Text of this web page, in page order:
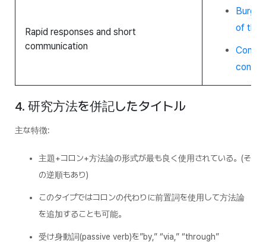
Rapid responses and short
communication
of the
4. 研究方法を併記したタイトル
主な特徴:
主題+コロン+方法論の形式が最も良く使用されている。(そ
の逆順もあり)
このタイプではコロンの代わりに前置詞を使用して方法論
を追加することも可能。
受け身動詞(passive verb)を”by,” “via,” “through”